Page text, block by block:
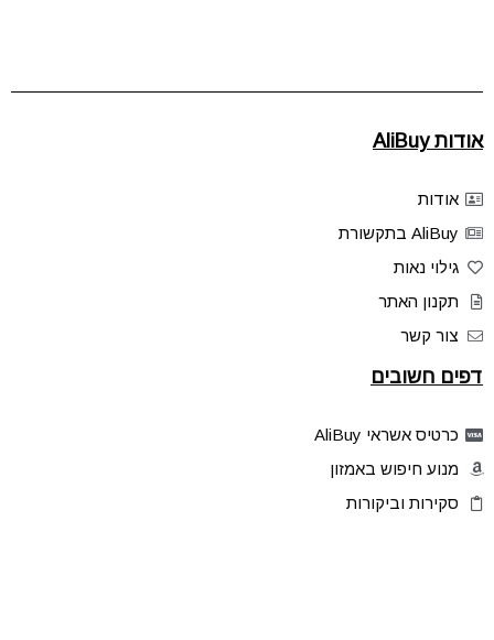
אודות AliBuy
אודות
AliBuy בתקשורת
גילוי נאות
תקנון האתר
צור קשר
דפים חשובים
כרטיס אשראי AliBuy
מנוע חיפוש באמזון
סקירות וביקורות